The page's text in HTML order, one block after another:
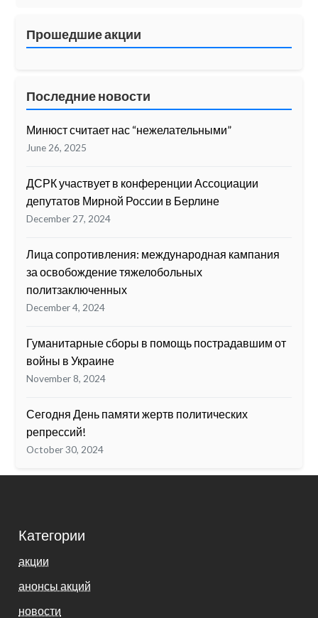
Прошедшие акции
Последние новости
Минюст считает нас “нежелательными”
June 26, 2025
ДСРК участвует в конференции Ассоциации
депутатов Мирной России в Берлине
December 27, 2024
Лица сопротивления: международная кампания
за освобождение тяжелобольных
политзаключенных
December 4, 2024
Гуманитарные сборы в помощь пострадавшим от
войны в Украине
November 8, 2024
Сегодня День памяти жертв политических
репрессий!
October 30, 2024
Категории
акции
анонсы акций
новости